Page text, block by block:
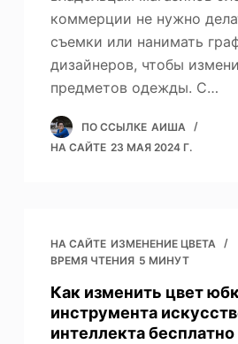
коммерции не нужно
съемки или нанимать
дизайнеров, чтобы
предметов одежды. С…
ПО ССЫЛКЕ АИША
НА САЙТЕ 23 МАЯ 2024 Г.
НА САЙТЕ ИЗМЕНЕНИЕ ЦВЕТА
ВРЕМЯ ЧТЕНИЯ 5 МИНУТ
Как изменить цвет
инструмента
интеллекта бесплатно